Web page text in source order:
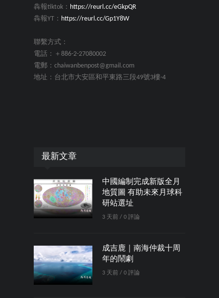
犇報tiktok： https://reurl.cc/eGkpQR
犇報YT： https://reurl.cc/Gp1Y8W
聯繫方式：
電話：＋886-2-27080002
電郵：chaiwanbenpost@gmail.com
地址：台北市大安區和平東路三段49號3樓-4
最新文章
中國編制完成新版全月
地質圖 有助未來月球科
研站選址
3 天前 / 0 評論
成吉鹿｜南海仲裁十周
年的鬧劇
3 天前 / 0 評論